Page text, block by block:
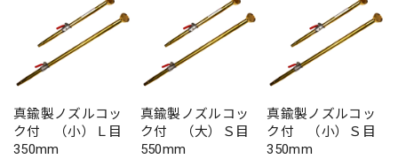
真鍮製ノズルコッ
ク付 （小）Ｌ目
350mm
真鍮製ノズルコッ
ク付 （大）Ｓ目
550mm
真鍮製ノズルコッ
ク付 （小）Ｓ目
350mm